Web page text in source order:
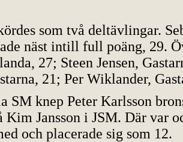
som två deltävlingar.
näst intill full poäng, 29.
27; Steen Jensen,
21; Per Wiklander,
SM knep Peter Karlsson
Kim Jansson i JSM. Där var
och placerade sig som 12.